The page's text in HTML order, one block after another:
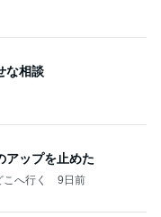
な相談
アップを止めた
へ行く 9日前